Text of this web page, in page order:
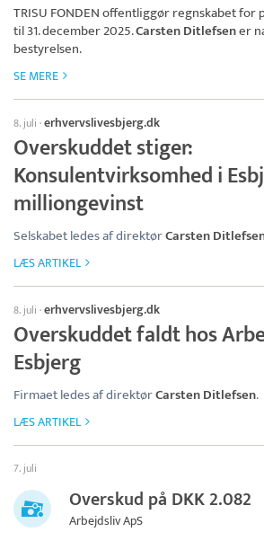
TRISU FONDENoffentliggør regnskabet for
til 31. december 2025.Carsten Ditlefsener
bestyrelsen.
SE MERE
8. juli ·erhvervslivesbjerg.dk
Overskuddet stiger:
Konsulentvirksomhed i
milliongevinst
Selskabet ledes af direktørCarsten
LÆS ARTIKEL
8. juli ·erhvervslivesbjerg.dk
Overskuddet faldt hos
Esbjerg
Firmaet ledes af direktørCarsten Ditlefsen.
LÆS ARTIKEL
7. juli
Overskud på DKK 2.082
Arbejdsliv ApS